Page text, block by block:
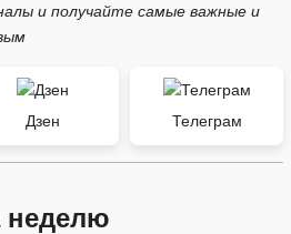
и получайте самые важные и
Дзен Телеграм
неделю